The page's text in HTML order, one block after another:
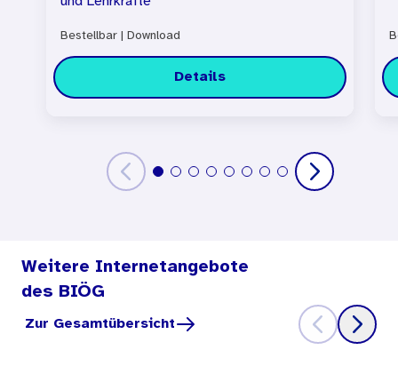
Bestellbar Download
Details
Weitere Internetangebote
des BIÖG
Zur Gesamtübersicht